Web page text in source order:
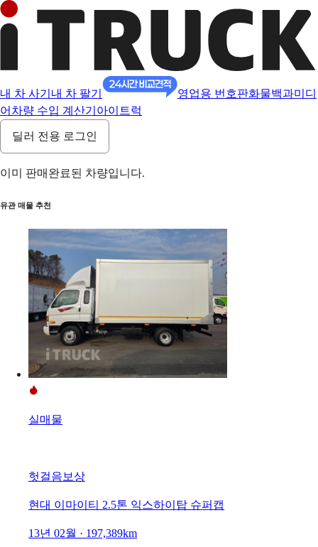
내 차 사기 내 차 팔기 영업용 번호판화물백과미디
어 차량 수입 계산기 아이트럭
딜러 전용 로그인
이미 판매완료된 차량입니다.
유관 매물 추천
실매물
헛걸음보상
현대 이마이티 2.5톤 익스하이탑 슈퍼캡
13년 02월 · 197,389km